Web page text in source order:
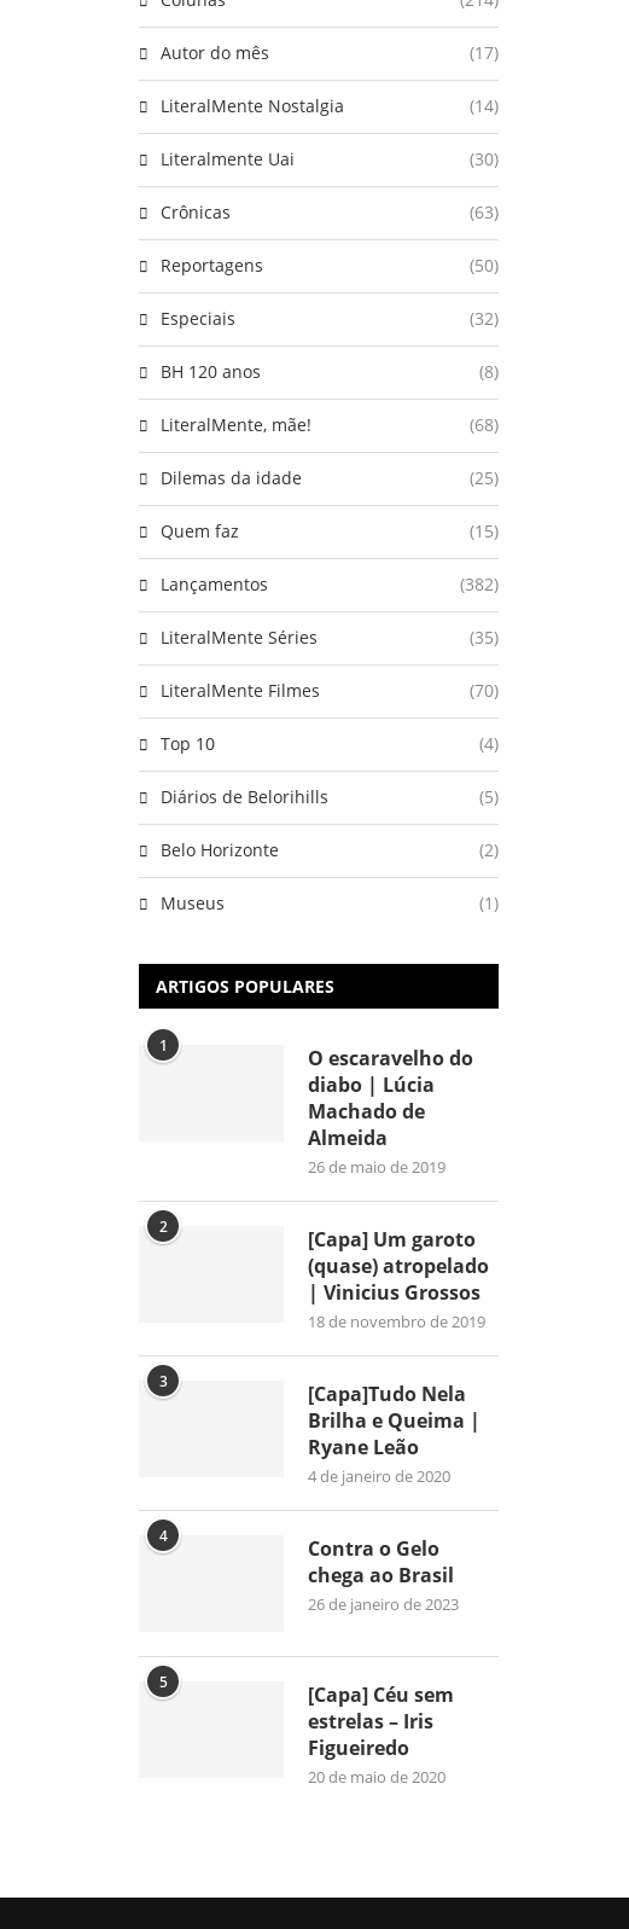
Autor do mês (17)
LiteralMente Nostalgia (14)
Literalmente Uai (30)
Crônicas (63)
Reportagens (50)
Especiais (32)
BH 120 anos (8)
LiteralMente, mãe! (68)
Dilemas da idade (25)
Quem faz (15)
Lançamentos (382)
LiteralMente Séries (35)
LiteralMente Filmes (70)
Top 10 (4)
Diários de Belorihills (5)
Belo Horizonte (2)
Museus (1)
ARTIGOS POPULARES
1
O escaravelho do
diabo | Lúcia
Machado de
Almeida
26 de maio de 2019
2
[Capa] Um garoto
(quase) atropelado
| Vinicius Grossos
18 de novembro de 2019
3
[Capa]Tudo Nela
Brilha e Queima |
Ryane Leão
4 de janeiro de 2020
4
Contra o Gelo
chega ao Brasil
26 de janeiro de 2023
5
[Capa] Céu sem
estrelas – Iris
Figueiredo
20 de maio de 2020